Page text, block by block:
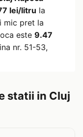
lei/litru la
mic pret la
este 9.47
nr. 51-53,
statii in Cluj